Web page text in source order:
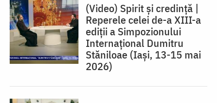
(Video) Spirit și credință |
Reperele celei de-a XIII-a
ediții a Simpozionului
Internațional Dumitru
Stăniloae (Iaşi, 13-15 mai
2026)